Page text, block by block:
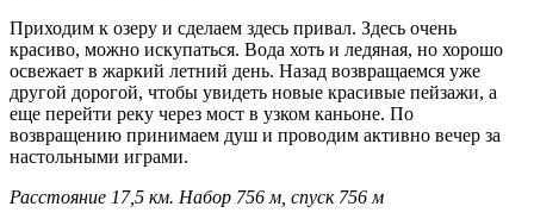
Приходим к озеру и сделаем здесь привал. Здесь очень
красиво, можно искупаться. Вода хоть и ледяная, но хорошо
освежает в жаркий летний день. Назад возвращаемся уже
другой дорогой, чтобы увидеть новые красивые пейзажи, а
еще перейти реку через мост в узком каньоне. По
возвращению принимаем душ и проводим активно вечер за
настольными играми.
Расстояние 17,5 км. Набор 756 м, спуск 756 м